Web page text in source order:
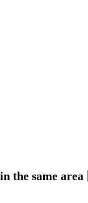
in the same area